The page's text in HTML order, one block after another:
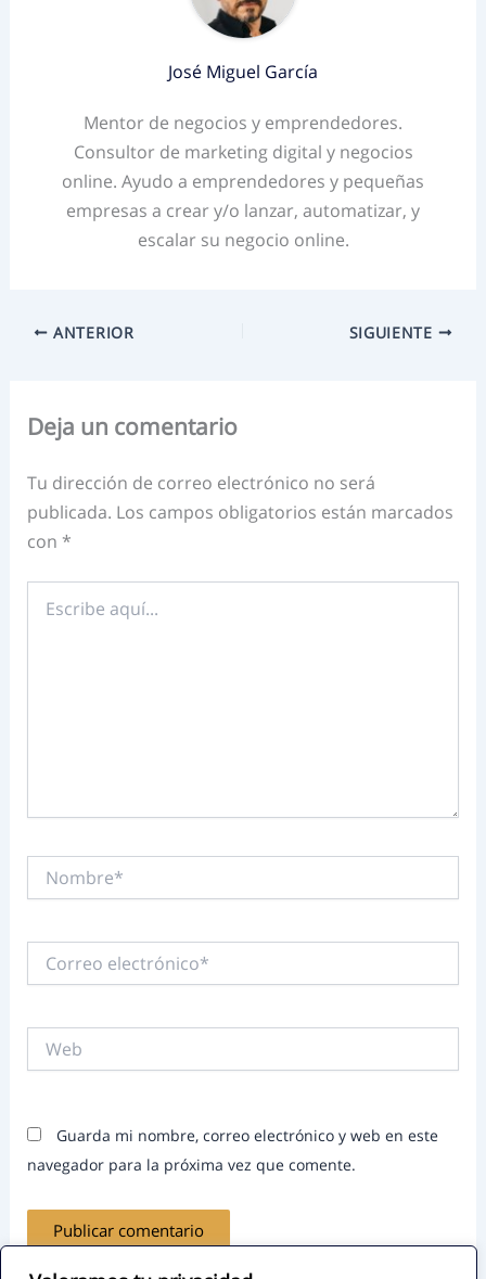
José Miguel García
Mentor de negocios y emprendedores.
Consultor de marketing digital y negocios
online. Ayudo a emprendedores y pequeñas
empresas a crear y/o lanzar, automatizar, y
escalar su negocio online.
ANTERIOR SIGUIENTE
Deja un comentario
Tu dirección de correo electrónico no será
publicada. Los campos obligatorios están marcados
con *
aquí...
electrónico*
Guarda mi nombre, correo electrónico y web en este
navegador para la próxima vez que comente.